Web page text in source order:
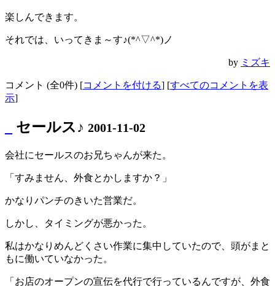
楽しんできます。
それでは、いってきま～す♪(*^▽^*)ノ
by ミズキ
コメント (全0件) [コメントを付ける] [すべてのコメントを表
示]
セールス♪ 2001-11-02
会社にセールスのお兄ちゃんが来た。
「すみません、外食とかしますか？」
かなりパンチのきいた営業だ。
しかし、タイミングが悪かった。
私はかなりめんどくさい作業に集中していたので、頭がまと
もに働いていなかった。
「お店のオープンの宣伝を代行で行っているんですが、外食